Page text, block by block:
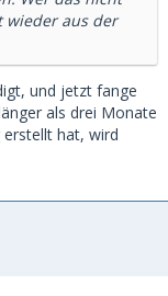
wieder aus der
und jetzt fange
als drei Monate
hat, wird